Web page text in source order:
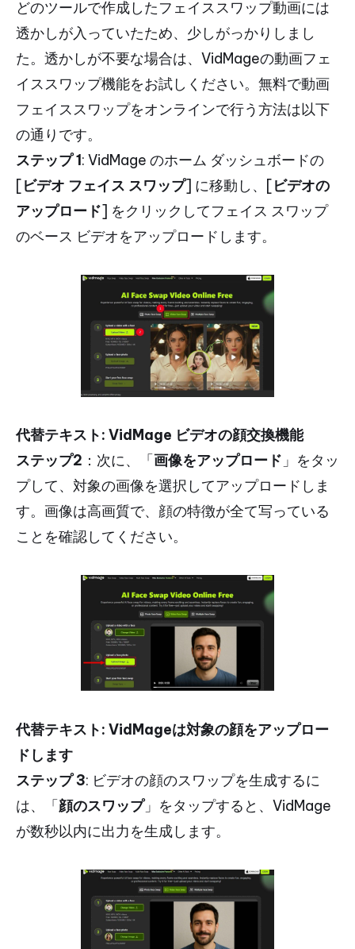
どのツールで作成したフェイススワップ動画には
透かしが入っていたため、少しがっかりしまし
た。透かしが不要な場合は、VidMageの動画フェ
イススワップ機能をお試しください。無料で動画
フェイススワップをオンラインで行う方法は以下
の通りです。
ステップ 1: VidMage のホーム ダッシュボードの
[ビデオ フェイス スワップ] に移動し、[ビデオの
アップロード] をクリックしてフェイス スワップ
のベース ビデオをアップロードします。
代替テキスト: VidMage ビデオの顔交換機能
ステップ2 ：次に、「画像をアップロード 」をタッ
プして、対象の画像を選択してアップロードしま
す。画像は高画質で、顔の特徴が全て写っている
ことを確認してください。
代替テキスト: VidMageは対象の顔をアップロー
ドします
ステップ 3: ビデオの顔のスワップを生成するに
は、「顔のスワップ」をタップすると、VidMage
が数秒以内に出力を生成します。